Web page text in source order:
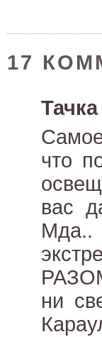
17
Тачка
что
вас
Мда..
ни